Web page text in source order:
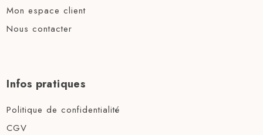
Mon espace client
Nous contacter
Infos pratiques
Politique de confidentialité
CGV